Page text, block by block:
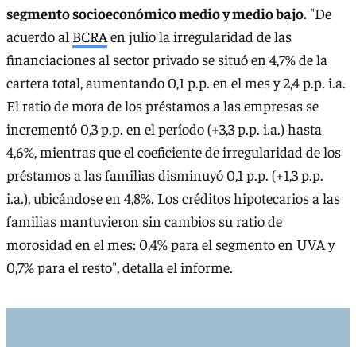
segmento socioeconómico medio y medio bajo. "De
acuerdo al BCRAen julio la irregularidad de las
financiaciones al sector privado se situó en 4,7% de la
cartera total, aumentando 0,1 p.p. en el mes y 2,4 p.p. i.a.
El ratio de mora de los préstamos a las empresas se
incrementó 0,3 p.p. en el período (+3,3 p.p. i.a.) hasta
4,6%, mientras que el coeficiente de irregularidad de los
préstamos a las familias disminuyó 0,1 p.p. (+1,3 p.p.
i.a.), ubicándose en 4,8%. Los créditos hipotecarios a las
familias mantuvieron sin cambios su ratio de
morosidad en el mes: 0,4% para el segmento en UVA y
0,7% para el resto", detalla el informe.